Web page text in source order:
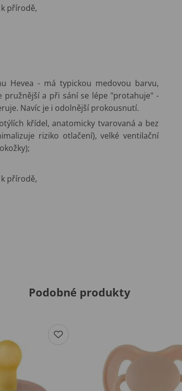
přírodě,
Hevea - má typickou medovou barvu,
a při sání se lépe "protahuje" -
Navíc je i odolnější prokousnutí.
křídel, anatomicky tvarovaná a bez
riziko otlačení), velké ventilační
přírodě,
Podobné produkty